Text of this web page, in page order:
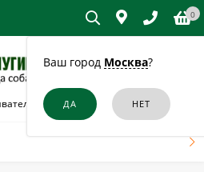
Ваш город Москва?
0
собак и кошек в Шарыпово